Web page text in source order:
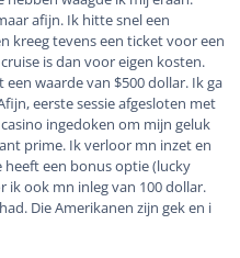
afijn. Ik hitte snel een
kreeg tevens een ticket voor een
is dan voor eigen kosten.
waarde van $500 dollar. Ik ga
eerste sessie afgesloten met
ingedoken om mijn geluk
prime. Ik verloor mn inzet en
heeft een bonus optie (lucky
ook mn inleg van 100 dollar.
Die Amerikanen zijn gek en i